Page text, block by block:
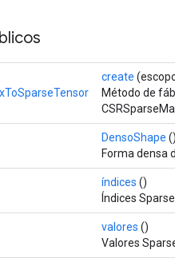
create
Método de
DensoShape ()
Forma densa
índices ()
Índices
valores ()
Valores